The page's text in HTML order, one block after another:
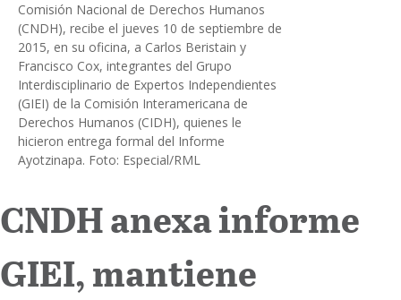
Internacional
Cultura
Comisión Nacional de Derechos Humanos
(CNDH), recibe el jueves 10 de septiembre de
2015, en su oficina, a Carlos Beristain y
Francisco Cox, integrantes del Grupo
Interdisciplinario de Expertos Independientes
(GIEI) de la Comisión Interamericana de
Derechos Humanos (CIDH), quienes le
hicieron entrega formal del Informe
Ayotzinapa. Foto: Especial/RML
CNDH anexa informe
GIEI, mantiene